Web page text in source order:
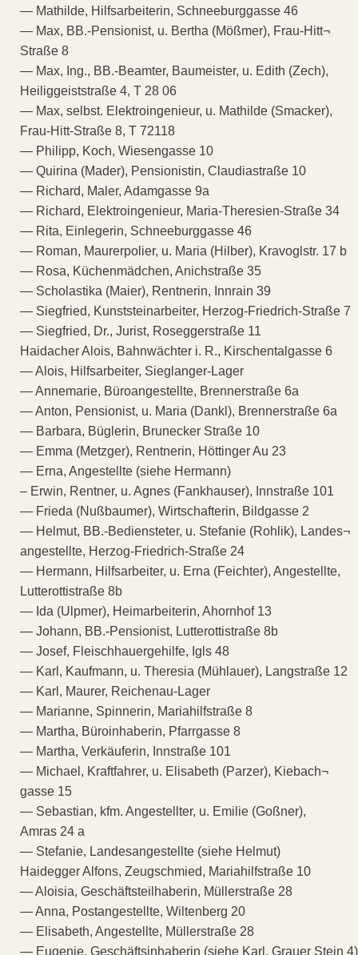
— Mathilde, Hilfsarbeiterin, Schneeburggasse 46
— Max, BB.-Pensionist, u. Bertha (Mößmer), Frau-Hitt¬
Straße 8
— Max, Ing., BB.-Beamter, Baumeister, u. Edith (Zech),
Heiliggeiststraße 4, T 28 06
— Max, selbst. Elektroingenieur, u. Mathilde (Smacker),
Frau-Hitt-Straße 8, T 72118
— Philipp, Koch, Wiesengasse 10
— Quirina (Mader), Pensionistin, Claudiastraße 10
— Richard, Maler, Adamgasse 9a
— Richard, Elektroingenieur, Maria-Theresien-Straße 34
— Rita, Einlegerin, Schneeburggasse 46
— Roman, Maurerpolier, u. Maria (Hilber), Kravoglstr. 17 b
— Rosa, Küchenmädchen, Anichstraße 35
— Scholastika (Maier), Rentnerin, Innrain 39
— Siegfried, Kunststeinarbeiter, Herzog-Friedrich-Straße 7
— Siegfried, Dr., Jurist, Roseggerstraße 11
Haidacher Alois, Bahnwächter i. R., Kirschentalgasse 6
— Alois, Hilfsarbeiter, Sieglanger-Lager
— Annemarie, Büroangestellte, Brennerstraße 6a
— Anton, Pensionist, u. Maria (Dankl), Brennerstraße 6a
— Barbara, Büglerin, Brunecker Straße 10
— Emma (Metzger), Rentnerin, Höttinger Au 23
— Erna, Angestellte (siehe Hermann)
– Erwin, Rentner, u. Agnes (Fankhauser), Innstraße 101
— Frieda (Nußbaumer), Wirtschafterin, Bildgasse 2
— Helmut, BB.-Bediensteter, u. Stefanie (Rohlik), Landes¬
angestellte, Herzog-Friedrich-Straße 24
— Hermann, Hilfsarbeiter, u. Erna (Feichter), Angestellte,
Lutterottistraße 8b
— Ida (Ulpmer), Heimarbeiterin, Ahornhof 13
— Johann, BB.-Pensionist, Lutterottistraße 8b
— Josef, Fleischhauergehilfe, Igls 48
— Karl, Kaufmann, u. Theresia (Mühlauer), Langstraße 12
— Karl, Maurer, Reichenau-Lager
— Marianne, Spinnerin, Mariahilfstraße 8
— Martha, Büroinhaberin, Pfarrgasse 8
— Martha, Verkäuferin, Innstraße 101
— Michael, Kraftfahrer, u. Elisabeth (Parzer), Kiebach¬
gasse 15
— Sebastian, kfm. Angestellter, u. Emilie (Goßner),
Amras 24 a
— Stefanie, Landesangestellte (siehe Helmut)
Haidegger Alfons, Zeugschmied, Mariahilfstraße 10
— Aloisia, Geschäftsteilhaberin, Müllerstraße 28
— Anna, Postangestellte, Wiltenberg 20
— Elisabeth, Angestellte, Müllerstraße 28
— Eugenie, Geschäftsinhaberin (siehe Karl, Grauer Stein 4)